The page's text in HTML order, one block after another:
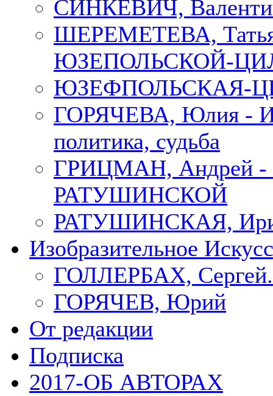
СИНКЕВИЧ,
ШЕРЕМЕТЕВА,
ЮЗЕПОЛЬСКОЙ-
ЮЗЕФПОЛЬСКАЯ-
ГОРЯЧЕВА, Юлия -
политика, судьба
ГРИЦМАН,
РАТУШИНСКОЙ
РАТУШИНСКАЯ,
Изобразительное
ГОЛЛЕРБАХ, Сергей.
ГОРЯЧЕВ, Юрий
От редакции
Подписка
2017-ОБ АВТОРАХ